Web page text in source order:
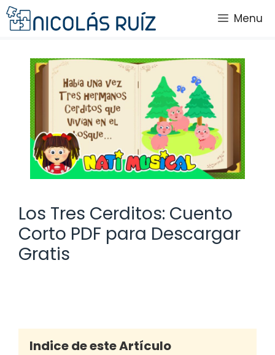
Saltar
al
Menu
Los Tres Cerditos: Cuento
Corto PDF para Descargar
Gratis
Indice de este Artículo